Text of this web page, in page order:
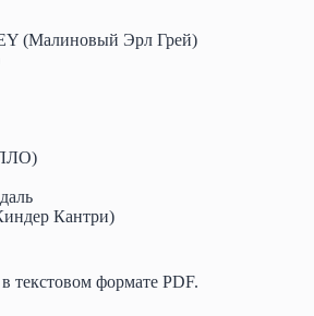
(Малиновый Эрл Грей)
Кантри)
текстовом формате PDF.